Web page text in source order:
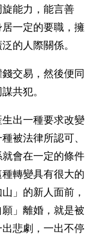
能力，能言善
一定的要職，擁
的人際關係。
交易，然後便同
共犯。
出一種要求改變
被法律所認可、
會在一定的條件
轉變具有很大的
」的新人面前，
」離婚，就是被
悲劇，一出不停